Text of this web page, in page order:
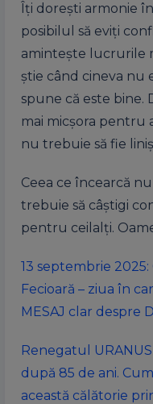
Îți dorești armonie
posibilul să eviți
amintește lucrurile
știe când cineva nu
spune că este bine.
mai micșora pentru
nu trebuie să fie
Ceea ce încearcă
trebuie să câștigi
pentru ceilalți.
13 septembrie
Fecioară – ziua în
MESAJ clar despre
Renegatul
după 85 de ani.
această călătorie